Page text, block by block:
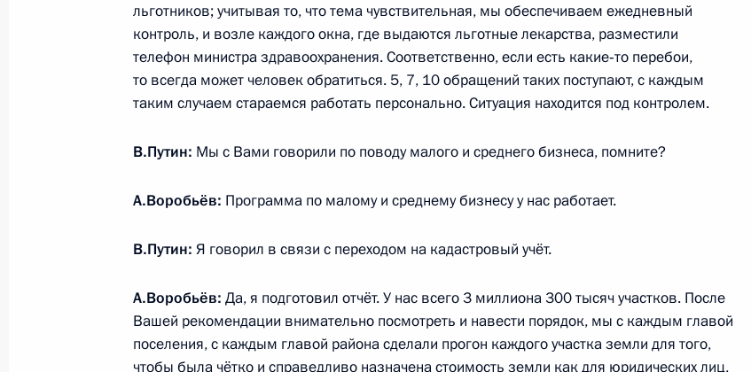
5 июня 2015 года, пятница
в ДФО Юрием Трутневым
Телефонный разговор с Премьер-министром Греции Алексисом
5 июня 2015 года, 14:10
льготников; учитывая то, что тема чувствительная, мы обеспечиваем ежедневный
контроль, и возле каждого окна, где выдаются льготные лекарства, разместили
телефон министра здравоохранения. Соответственно, если есть какие‑то перебои,
то всегда может человек обратиться. 5, 7, 10 обращений таких поступают, с каждым
таким случаем стараемся работать персонально. Ситуация находится под контролем.
В.Путин: Мы с Вами говорили по поводу малого и среднего бизнеса, помните?
А.Воробьёв: Программа по малому и среднему бизнесу у нас работает.
В.Путин: Я говорил в связи с переходом на кадастровый учёт.
А.Воробьёв: Да, я подготовил отчёт. У нас всего 3 миллиона 300 тысяч участков. После
Вашей рекомендации внимательно посмотреть и навести порядок, мы с каждым главой
поселения, с каждым главой района сделали прогон каждого участка земли для того,
чтобы была чётко и справедливо назначена стоимость земли как для юридических лиц,